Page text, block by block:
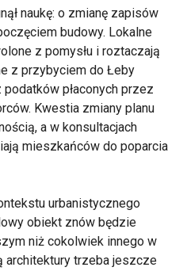
naukę: o zmianę zapisów
budowy. Lokalne
z pomysłu i roztaczają
z przybyciem do Łeby
płaconych przez
Kwestia zmiany planu
a w konsultacjach
mieszkańców do poparcia
urbanistycznego
obiekt znów będzie
niż cokolwiek innego w
architektury trzeba jeszcze